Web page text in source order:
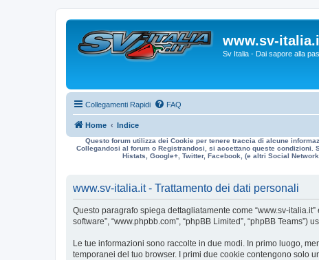
www.sv-
Sv Italia - Dai sapore alla
Collegamenti Rapidi FAQ
Home Indice
Questo forum utilizza dei Cookie per tenere traccia di alcune
Collegandosi al forum o Registrandosi, si accettano queste condizioni.
Histats, Google+, Twitter, Facebook, (e altri Social
www.sv-italia.it - Trattamento dei dati personali
Questo paragrafo spiega dettagliatamente come “www.sv-italia.it”
software”, “www.phpbb.com”, “phpBB Limited”, “phpBB
Le tue informazioni sono raccolte in due modi. In primo luogo,
temporanei del tuo browser. I primi due cookie contengono solo